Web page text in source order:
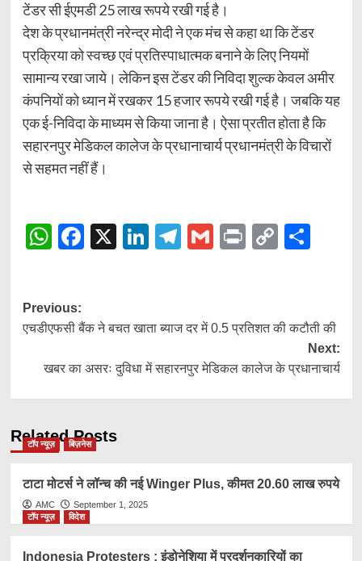
टेंडर सी ईएमडी 25 लाख रूपये रखी गई है।
देश के प्रधानमंत्री नरेन्द्र मोदी ने एक मंच से कहा था कि टेंडर
प्रक्रिया को स्वच्छ एवं प्रतिस्पाधात्मक बनाने के लिए नियमों
सामान्य रखा जाये। लेकिन इस टेंडर की निविदा शुल्क केवल अमीर
कंपनियों को ध्यान में रखकर 15 हजार रूपये रखी गई है। जबकि यह
एक ई-निविदा के माध्यम से किया जाना है। ऐसा प्रतीत होता है कि
सहारनपुर मेडिकल कालेज के प्रधानाचार्य प्रधानमंत्री के विचारों
से सहमत नहीं हैं।
WhatsApp
Facebook
X LinkedIn
Telegram
Gmail
Print
Copy
Post
navigation
Previous:
एचडीएफसी बैंक ने बचत खाता ब्याज दर में 0.5 प्रतिशत की कटौती की
Next:
खबर का असरः दुविधा में सहारनपुर मेडिकल कालेज के प्रधानाचार्य
Related Posts
टॉप न्यूज़ बिज़नेस
टाटा मोटर्स ने लॉन्च की नई Winger Plus, कीमत 20.60 लाख रुपये
AMC
September 1, 2025
टॉप न्यूज़
विदेश
Indonesia Protesters : इंडोनेशिया में प्रदर्शनकारियों का